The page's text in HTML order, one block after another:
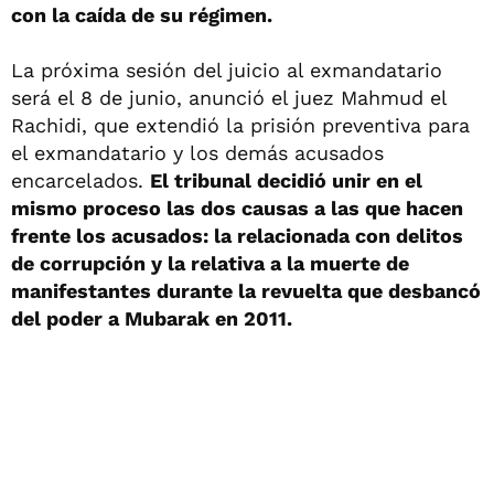
con la caída de su régimen.
La próxima sesión del juicio al exmandatario
será el 8 de junio, anunció el juez Mahmud el
Rachidi, que extendió la prisión preventiva para
el exmandatario y los demás acusados
encarcelados. El tribunal decidió unir en el
mismo proceso las dos causas a las que hacen
frente los acusados: la relacionada con delitos
de corrupción y la relativa a la muerte de
manifestantes durante la revuelta que desbancó
del poder a Mubarak en 2011.